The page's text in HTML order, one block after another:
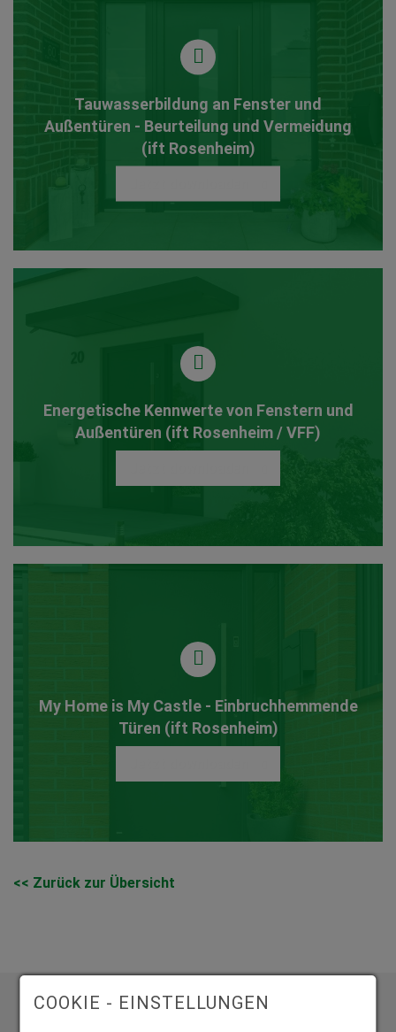
Tauwasserbildung an Fenster und
Außentüren - Beurteilung und Vermeidung
(ift Rosenheim)
Energetische Kennwerte von Fenstern und
Außentüren (ift Rosenheim / VFF)
My Home is My Castle - Einbruchhemmende
Türen (ift Rosenheim)
<< Zurück zur Übersicht
COOKIE - EINSTELLUNGEN